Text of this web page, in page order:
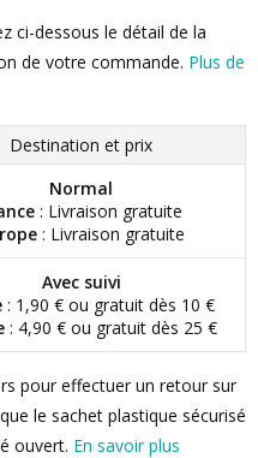
ci-dessous le détail de la
de votre commande. Plus de
Destination et prix
Normal
: Livraison gratuite
: Livraison gratuite
Avec suivi
: 1,90 € ou gratuit dès 10 €
: 4,90 € ou gratuit dès 25 €
pour effectuer un retour sur
le sachet plastique sécurisé
ouvert. En savoir plus